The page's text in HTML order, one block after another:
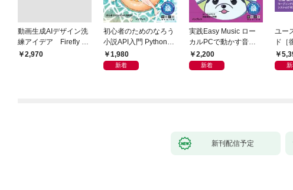
動画生成AIデザイン洗
練アイデア Firefly &
Veo， Kling， etc.
￥2,970
初心者のためのなろう
小説API入門 Pythonで
作るデータ活用法
1,980
新着
実践Easy Music ロー
カルPCで動かす音楽
生成AI完全ガイド
2,200
新着
ユー
ド［
ユー
新刊配信予定